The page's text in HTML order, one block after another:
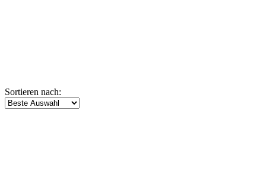
Sortieren nach: